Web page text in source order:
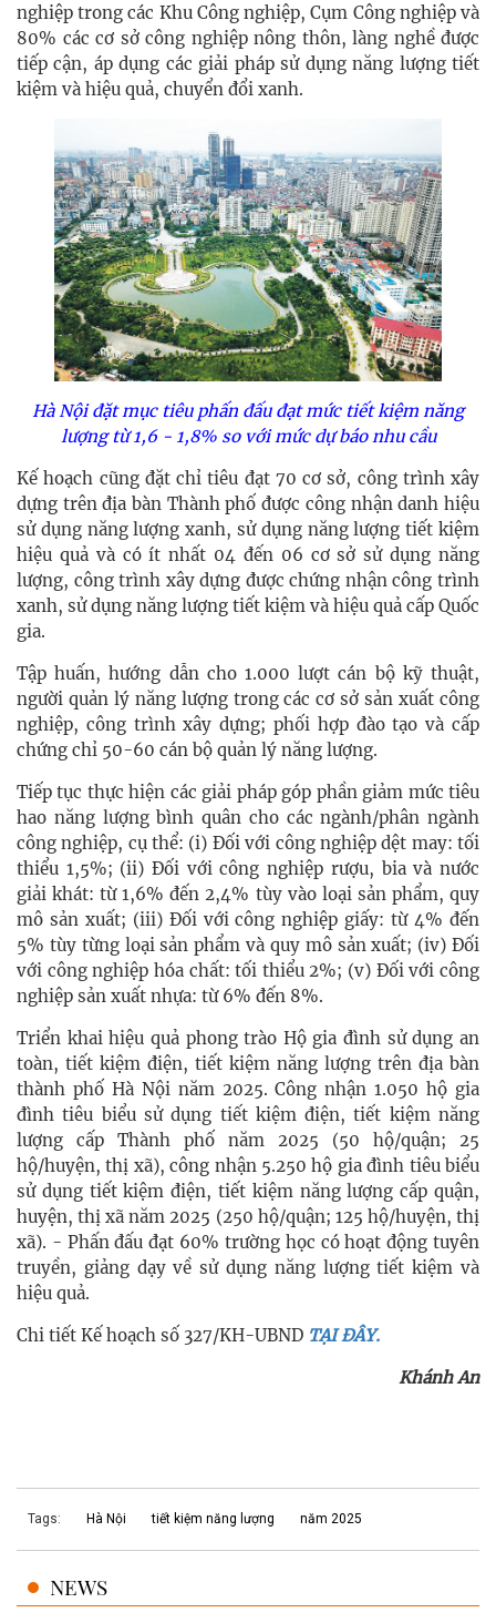
nghiệp trong các Khu Công nghiệp, Cụm Công nghiệp và
80% các cơ sở công nghiệp nông thôn, làng nghề được
tiếp cận, áp dụng các giải pháp sử dụng năng lượng tiết
kiệm và hiệu quả, chuyển đổi xanh.
Hà Nội đặt mục tiêu phấn đấu đạt mức tiết kiệm năng
lượng từ 1,6 - 1,8% so với mức dự báo nhu cầu
Kế hoạch cũng đặt chỉ tiêu đạt 70 cơ sở, công trình xây
dựng trên địa bàn Thành phố được công nhận danh hiệu
sử dụng năng lượng xanh, sử dụng năng lượng tiết kiệm
hiệu quả và có ít nhất 04 đến 06 cơ sở sử dụng năng
lượng, công trình xây dựng được chứng nhận công trình
xanh, sử dụng năng lượng tiết kiệm và hiệu quả cấp Quốc
gia.
Tập huấn, hướng dẫn cho 1.000 lượt cán bộ kỹ thuật,
người quản lý năng lượng trong các cơ sở sản xuất công
nghiệp, công trình xây dựng; phối hợp đào tạo và cấp
chứng chỉ 50-60 cán bộ quản lý năng lượng.
Tiếp tục thực hiện các giải pháp góp phần giảm mức tiêu
hao năng lượng bình quân cho các ngành/phân ngành
công nghiệp, cụ thể: (i) Đối với công nghiệp dệt may: tối
thiểu 1,5%; (ii) Đối với công nghiệp rượu, bia và nước
giải khát: từ 1,6% đến 2,4% tùy vào loại sản phẩm, quy
mô sản xuất; (iii) Đối với công nghiệp giấy: từ 4% đến
5% tùy từng loại sản phẩm và quy mô sản xuất; (iv) Đối
với công nghiệp hóa chất: tối thiểu 2%; (v) Đối với công
nghiệp sản xuất nhựa: từ 6% đến 8%.
Triển khai hiệu quả phong trào Hộ gia đình sử dụng an
toàn, tiết kiệm điện, tiết kiệm năng lượng trên địa bàn
thành phố Hà Nội năm 2025. Công nhận 1.050 hộ gia
đình tiêu biểu sử dụng tiết kiệm điện, tiết kiệm năng
lượng cấp Thành phố năm 2025 (50 hộ/quận; 25
hộ/huyện, thị xã), công nhận 5.250 hộ gia đình tiêu biểu
sử dụng tiết kiệm điện, tiết kiệm năng lượng cấp quận,
huyện, thị xã năm 2025 (250 hộ/quận; 125 hộ/huyện, thị
xã). - Phấn đấu đạt 60% trường học có hoạt động tuyên
truyền, giảng dạy về sử dụng năng lượng tiết kiệm và
hiệu quả.
Chi tiết Kế hoạch số 327/KH-UBND TẠI ĐÂY.
Khánh An
Tags: Hà Nội tiết kiệm năng lượng năm 2025
NEWS